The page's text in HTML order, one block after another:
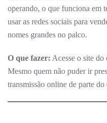
operando, o que funciona em
usar as redes sociais para
nomes grandes no palco.
O que fazer: Acesse o site do
Mesmo quem não puder ir
transmissão online de parte do